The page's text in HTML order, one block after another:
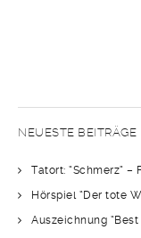
NEUESTE BEITRÄGE
Tatort: “Schmerz” –
Hörspiel “Der tote
Auszeichnung